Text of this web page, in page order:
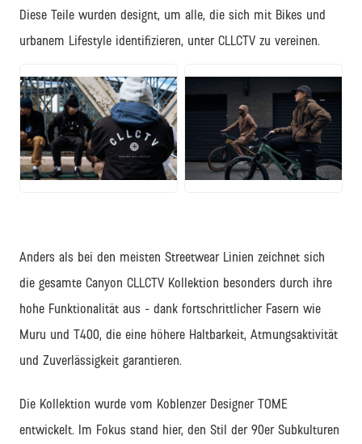
Diese Teile wurden designt, um alle, die sich mit Bikes und
urbanem Lifestyle identifizieren, unter CLLCTV zu vereinen.
JPG JPG
Anders als bei den meisten Streetwear Linien zeichnet sich
die gesamte Canyon CLLCTV Kollektion besonders durch ihre
hohe Funktionalität aus - dank fortschrittlicher Fasern wie
Muru und T400, die eine höhere Haltbarkeit, Atmungsaktivität
und Zuverlässigkeit garantieren.
Die Kollektion wurde vom Koblenzer Designer TOME
entwickelt. Im Fokus stand hier, den Stil der 90er Subkulturen